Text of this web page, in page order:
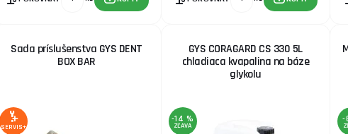
Sada príslušenstva GYS DENT
BOX BAR
SERVIS+
GYS CORAGARD CS 330 5L
chladiaca kvapalina na báze
glykolu
-14 %
ZĽAVA
-